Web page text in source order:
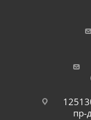
пр-